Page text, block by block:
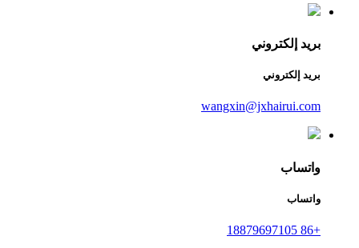
بريد إلكتروني
بريد إلكتروني
wangxin@jxhairui.com
واتساب
واتساب
+86 18879697105